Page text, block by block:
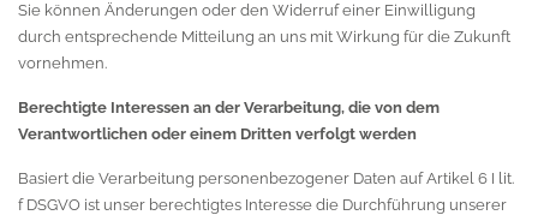
Sie können Änderungen oder den Widerruf einer Einwilligung
durch entsprechende Mitteilung an uns mit Wirkung für die Zukunft
vornehmen.
Berechtigte Interessen an der Verarbeitung, die von dem
Verantwortlichen oder einem Dritten verfolgt werden
Basiert die Verarbeitung personenbezogener Daten auf Artikel 6 I lit.
f DSGVO ist unser berechtigtes Interesse die Durchführung unserer